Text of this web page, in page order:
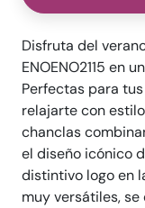
Disfruta del
ENOENO2115 en
Perfectas para
relajarte con
chanclas
el diseño icónico
distintivo logo en
muy versátiles,